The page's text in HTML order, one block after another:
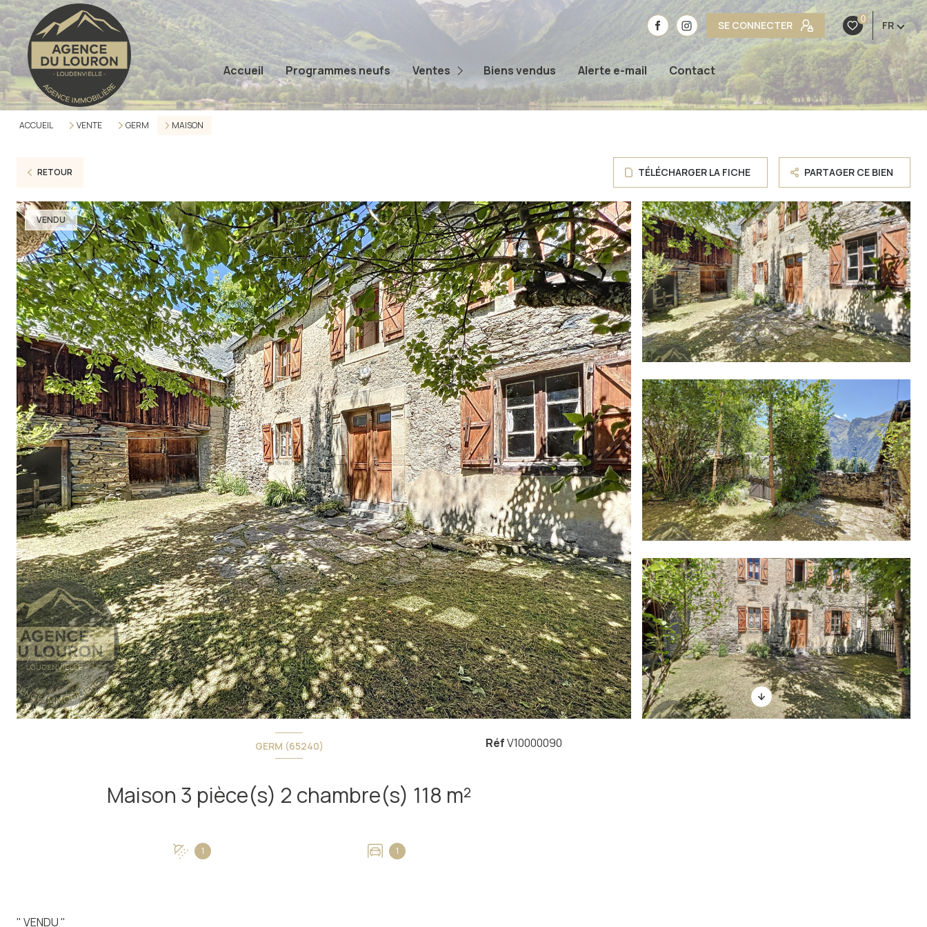
SE CONNECTER 0 FR
Accueil Programmes neufs Ventes
Appartements
Maisons
Terrains
Biens vendus Alerte e-mail Contact
ACCUEIL VENTE GERM MAISON
RETOUR TÉLÉCHARGER LA FICHE PARTAGER CE BIEN
VENDU
GERM (65240)
Maison 3 pièce(s) 2 chambre(s) 118 m²
1 1
RéfV10000090
" VENDU "